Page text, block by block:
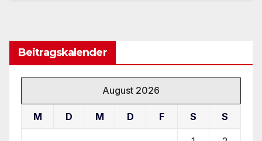
Beitragskalender
August 2026
M D M D F S S